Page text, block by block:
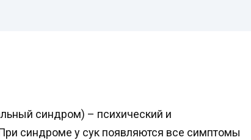
синдром) – психический и
синдроме у сук появляются все симптомы